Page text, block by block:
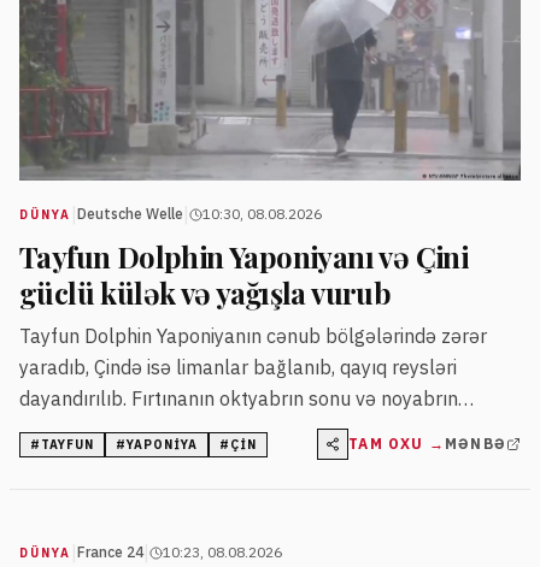
DÜNYA Deutsche Welle 10:30, 08.08.2026
Tayfun Dolphin Yaponiyanı və Çini
güclü külək və yağışla vurub
Tayfun Dolphin Yaponiyanın cənub bölgələrində zərər
yaradıb, Çində isə limanlar bağlanıb, qayıq reysləri
dayandırılıb. Fırtınanın oktyabrın sonu və noyabrın
əvvəlində Çin sahillərinə çatması gözlənilir.
# TAYFUN #YAPONIYA # ÇIN TAM OXU → MƏNBƏ
DÜNYA France 24| 10:23, 08.08.2026